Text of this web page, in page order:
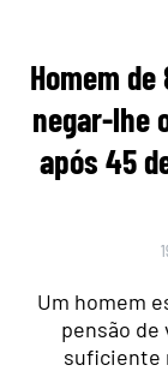
Homem
negar-lhe
após 45
Um homem
pensão
suficiente